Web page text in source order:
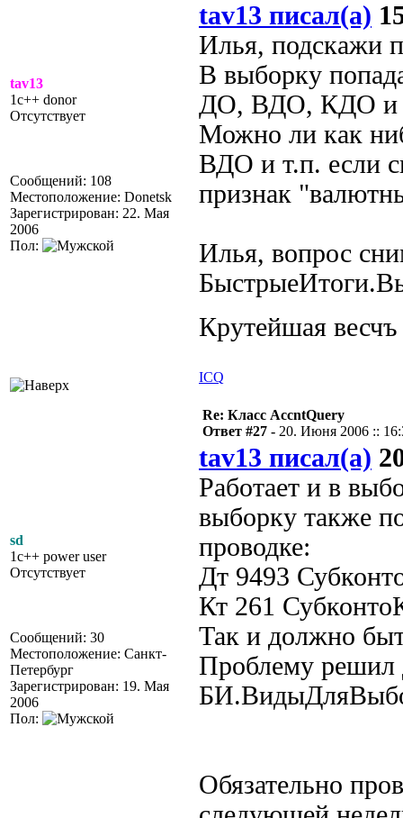
tav13
1c++ donor
Отсутствует
Сообщений: 108
Местоположение: Donetsk
Зарегистрирован: 22. Мая
2006
Пол:
tav13 писал(а)
Илья, подскажи
В выборку
ДО, ВДО, КДО и
Можно ли как
ВДО и т.п. если
признак
Илья, вопрос
Крутейшая
ICQ
sd
1c++ power user
Отсутствует
Сообщений: 30
Местоположение: Санкт-
Петербург
Зарегистрирован: 19. Мая
2006
Пол:
Re: Класс AccntQuery
Ответ #27 - 20. Июня 2006 ::
tav13 писал(а)
Работает и в
выборку также
проводке:
Дт 9493
Кт 261
Так и должно
Проблему решил
Обязательно